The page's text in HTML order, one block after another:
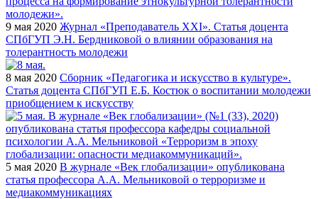
9 мая 2020 Журнал «Преподаватель XXI». Статья доцента
СПбГУП Э.Н. Бердниковой о влиянии образования на
толерантность молодежи
8 мая 2020 Сборник «Педагогика и искусство в культуре».
Статья доцента СПбГУП Е.Б. Костюк о воспитании молодежи
приобщением к искусству
5 мая 2020 В журнале «Век глобализации» опубликована
статья профессора А.А. Мельниковой о терроризме и
медиакоммуникациях